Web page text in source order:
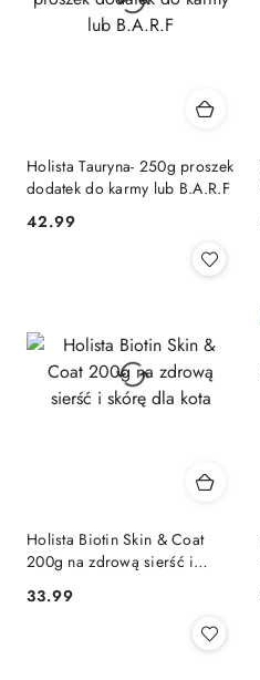
Holista Tauryna- 250g proszek
dodatek do karmy lub B.A.R.F
Cena:
42.99
Holista Biotin Skin & Coat
200g na zdrową sierść i
Cena:
33.99